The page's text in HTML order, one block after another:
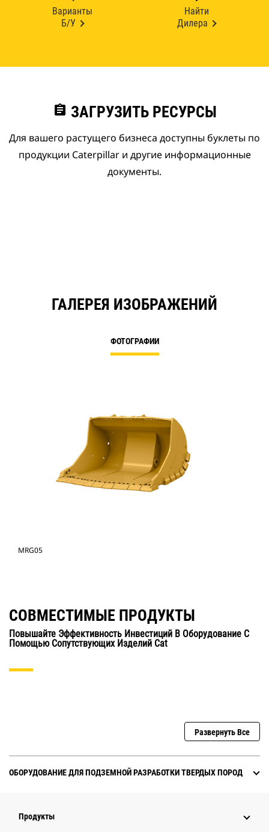
Варианты
Б/У
Найти
Дилера
assignment ЗАГРУЗИТЬ РЕСУРСЫ
Для вашего растущего бизнеса доступны буклеты по
продукции Caterpillar и другие информационные
документы.
ГАЛЕРЕЯ ИЗОБРАЖЕНИЙ
ФОТОГРАФИИ
MRG05
СОВМЕСТИМЫЕ ПРОДУКТЫ
Повышайте Эффективность Инвестиций В Оборудование С
Помощью Сопутствующих Изделий Cat
Развернуть Все
ОБОРУДОВАНИЕ ДЛЯ ПОДЗЕМНОЙ РАЗРАБОТКИ ТВЕРДЫХ ПОРОД
Продукты